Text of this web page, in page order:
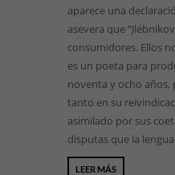
aparece una
asevera que
consumidores. Ellos
es un poeta para
noventa y ocho años,
tanto en su
asimilado por sus
disputas que la
LEER MÁS